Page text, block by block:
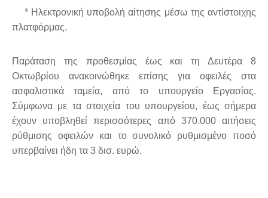
* Ηλεκτρονική υποβολή αίτησης μέσω της αντίστοιχης
πλατφόρμας.
Παράταση της προθεσμίας έως και τη Δευτέρα 8
Οκτωβρίου ανακοινώθηκε επίσης για οφειλές στα
ασφαλιστικά ταμεία, από το υπουργείο Εργασίας.
Σύμφωνα με τα στοιχεία του υπουργείου, έως σήμερα
έχουν υποβληθεί περισσότερες από 370.000 αιτήσεις
ρύθμισης οφειλών και το συνολικό ρυθμισμένο ποσό
υπερβαίνει ήδη τα 3 δισ. ευρώ.